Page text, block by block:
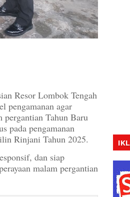
Resor Lombok Tengah
pengamanan agar
pergantian Tahun Baru
pada pengamanan
Rinjani Tahun 2025.
dan siap
malam pergantian